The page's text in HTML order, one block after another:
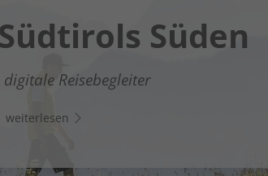
OTTO
Süden - Klicke auf den Link, öffne
und chatte direkt los!
Süden
Reisebegleiter
weiterlesen